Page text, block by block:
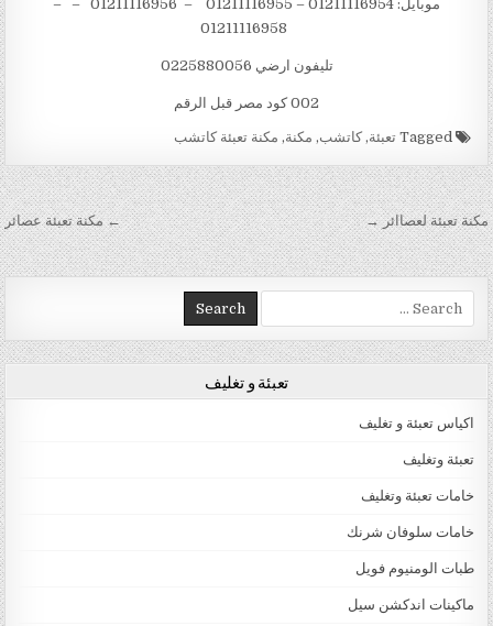
موبايل: 01211116954 – 01211116955 – 01211116956 – –
تليفون ارضي 0225880056
002 كود مصر قبل الرقم
Tagged تعبئة,كاتشب, مكنة, مكنة تعبئة كاتشب
تصفّح المقالات ← مكنة تعبئة عصائر مكنة تعبئة لعصاائر →
Search for:
تعبئة و تغليف
اكياس تعبئة و تغليف
تعبئة وتغليف
خامات تعبئة وتغليف
خامات سلوفان شرنك
طبات الومنيوم فويل
ماكينات اندكشن سيل